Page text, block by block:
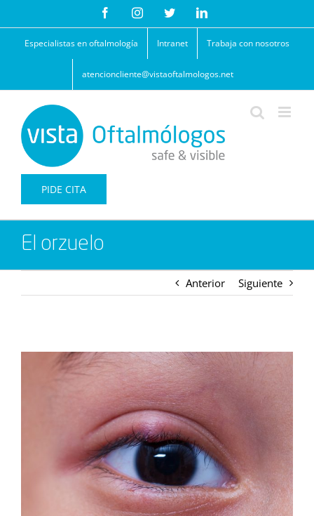
contenido
FacebookInstagramTwitterLinkedIn
Especialistas en oftalmología Intranet Trabaja con nosotros
atencioncliente@vistaoftalmologos.net
PIDE CITA
El orzuelo
Anterior Siguiente